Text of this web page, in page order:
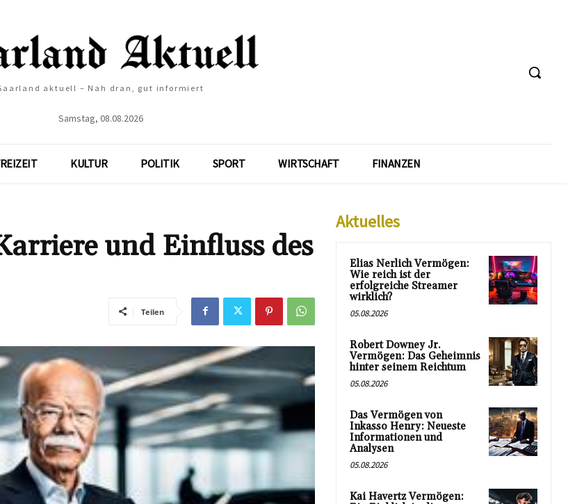
aktuell – Nah dran, gut informiert
Samstag, 08.08.2026
KULTUR POLITIK SPORT WIRTSCHAFT FINANZEN
und Einfluss des
Teilen
Aktuelles
Elias Nerlich Vermögen:
Wie reich ist der
erfolgreiche Streamer
wirklich?
05.08.2026
Robert Downey Jr.
Vermögen: Das Geheimnis
hinter seinem Reichtum
05.08.2026
Das Vermögen von
Inkasso Henry: Neueste
Informationen und
Analysen
05.08.2026
Kai Havertz Vermögen: